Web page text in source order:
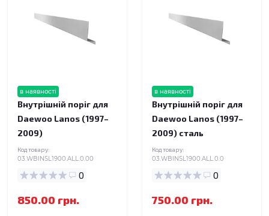
в наявності
Внутрішній поріг для
Daewoo Lanos (1997–
2009)
Код товару:
03.WBINSL1900.ALL.0.00
0
850.00 грн.
в наявності
Внутрішній поріг для
Daewoo Lanos (1997–
2009) сталь
Код товару:
03.WBINSL1900.ALL.0.0
0
750.00 грн.